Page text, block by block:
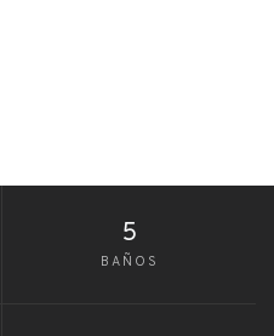
5
BAÑOS